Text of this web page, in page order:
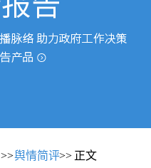
>>舆情简评>> 正文